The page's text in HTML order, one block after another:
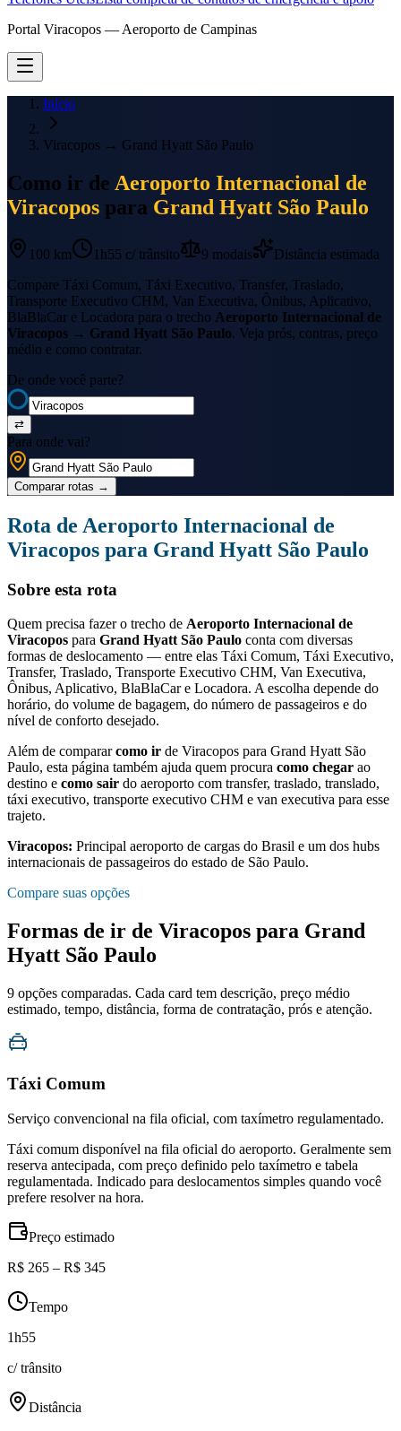
Portal Viracopos — Aeroporto de Campinas
Início
Viracopos → Grand Hyatt São Paulo
Como ir de Aeroporto Internacional de
Viracopos para Grand Hyatt São Paulo
100 km 1h55 c/ trânsito 9 modais
Distância estimada
Compare Táxi Comum, Táxi Executivo, Transfer, Traslado,
Transporte Executivo CHM, Van Executiva, Ônibus, Aplicativo,
BlaBlaCar e Locadora para o trecho Aeroporto Internacional de
Viracopos → Grand Hyatt São Paulo. Veja prós, contras, preço
médio e como contratar.
De onde você parte?
⇄
Para onde vai?
Comparar rotas →
Rota de Aeroporto Internacional de
Viracopos para Grand Hyatt São Paulo
Sobre esta rota
Quem precisa fazer o trecho de Aeroporto Internacional de
Viracopos para Grand Hyatt São Paulo conta com diversas
formas de deslocamento — entre elas Táxi Comum, Táxi Executivo,
Transfer, Traslado, Transporte Executivo CHM, Van Executiva,
Ônibus, Aplicativo, BlaBlaCar e Locadora. A escolha depende do
horário, do volume de bagagem, do número de passageiros e do
nível de conforto desejado.
Além de compararcomo ir de Viracopos para Grand Hyatt São
Paulo, esta página também ajuda quem procura como chegar ao
destino e como sair do aeroporto com transfer, traslado, translado,
táxi executivo, transporte executivo CHM e van executiva para esse
trajeto.
Viracopos: Principal aeroporto de cargas do Brasil e um dos hubs
internacionais de passageiros do estado de São Paulo.
Compare suas opções
Formas de ir de Viracopos para Grand
Hyatt São Paulo
9 opções comparadas. Cada card tem descrição, preço médio
estimado, tempo, distância, forma de contratação, prós e atenção.
Táxi Comum
Serviço convencional na fila oficial, com taxímetro regulamentado.
Táxi comum disponível na fila oficial do aeroporto. Geralmente sem
reserva antecipada, com preço definido pelo taxímetro e tabela
regulamentada. Indicado para deslocamentos simples quando você
prefere resolver na hora.
Preço estimado
R$ 265 – R$ 345
Tempo
1h55
c/ trânsito
Distância